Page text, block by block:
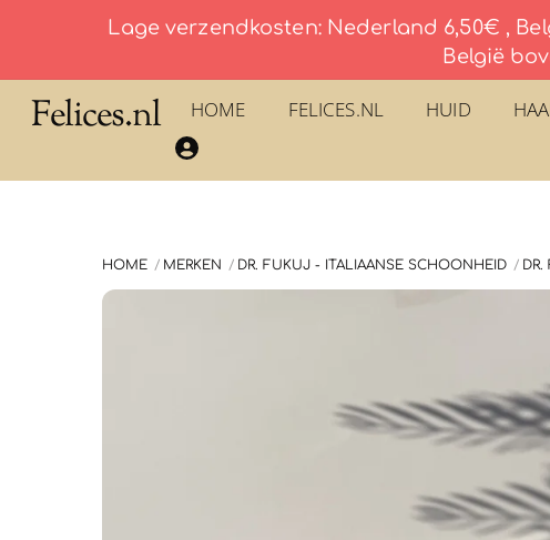
Lage verzendkosten: Nederland 6,50€ ,
België
Felices.nl HOME FELICES.NL HUID
HOME MERKEN DR. FUKUJ - ITALIAANSE SCHOONHEID DR.